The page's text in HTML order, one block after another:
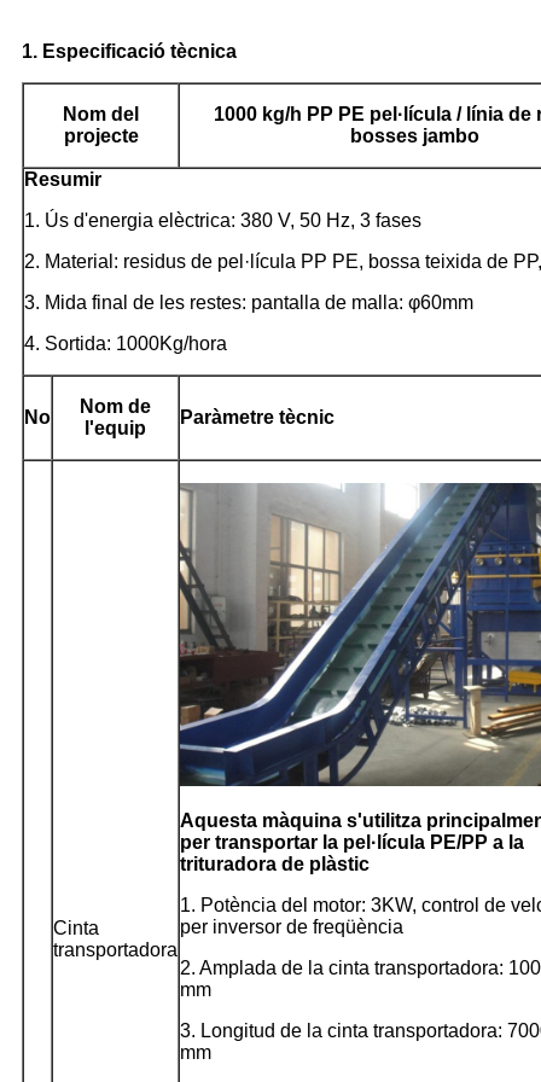
1. Especificació tècnica
Nom del
projecte
1000 kg/h PP PE pel·lícula / línia de
bosses jambo
Resumir
1. Ús d'energia elèctrica: 380 V, 50 Hz, 3 fases
2. Material: residus de pel·lícula PP PE, bossa teixida de
3. Mida final de les restes: pantalla de malla: φ60mm
4. Sortida: 1000Kg/hora
No
Nom de
l'equip
Paràmetre tècnic
Cinta
transportadora
Aquesta màquina s'utilitza
per transportar la pel·lícula PE/PP a la
trituradora de plàstic
1. Potència del motor: 3KW, control de
per inversor de freqüència
2. Amplada de la cinta transportadora:
mm
3. Longitud de la cinta transportadora:
mm